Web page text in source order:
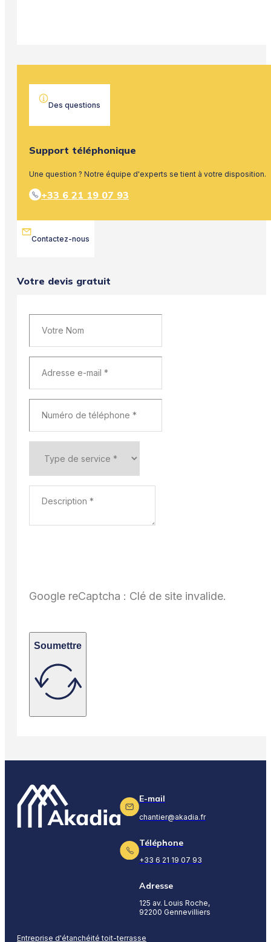
Des questions
Support téléphonique
Une question ? Notre équipe d'experts se tient à votre disposition.
+33 6 21 19 07 93
Contactez-nous
Votre devis gratuit
Google reCaptcha : Clé de site invalide.
Soumettre
E-mail
chantier@akadia.fr
Téléphone
+33 6 21 19 07 93
Adresse
125 av. Louis Roche,
92200 Gennevilliers
Entreprise d'étanchéité toit-terrasse